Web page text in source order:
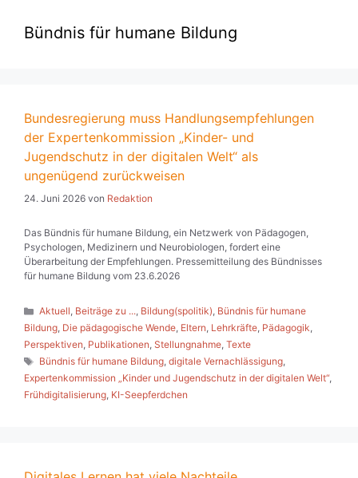
Bündnis für humane Bildung
Bundesregierung muss Handlungsempfehlungen
der Expertenkommission „Kinder- und
Jugendschutz in der digitalen Welt“ als
ungenügend zurückweisen
24. Juni 2026 von Redaktion
Das Bündnis für humane Bildung, ein Netzwerk von Pädagogen,
Psychologen, Medizinern und Neurobiologen, fordert eine
Überarbeitung der Empfehlungen. Pressemitteilung des Bündnisses
für humane Bildung vom 23.6.2026
Kategorien
Aktuell, Beiträge zu ..., Bildung(spolitik), Bündnis für humane
Bildung, Die pädagogische Wende, Eltern, Lehrkräfte, Pädagogik,
Perspektiven, Publikationen, Stellungnahme, Texte
Schlagwörter
Bündnis für humane Bildung,digitale Vernachlässigung,
Expertenkommission „Kinder und Jugendschutz in der digitalen Welt“,
Frühdigitalisierung, KI-Seepferdchen